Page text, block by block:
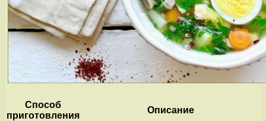
Способ
приготовления
Описание